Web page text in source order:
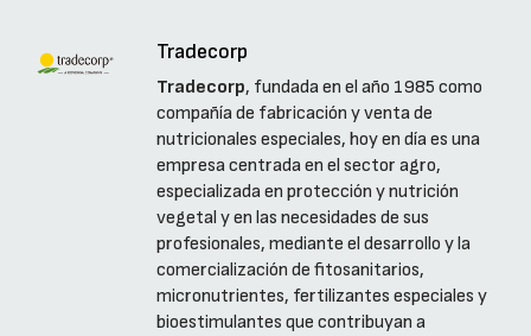
Tradecorp
Tradecorp, fundada en el año 1985 como
compañía de fabricación y venta de
nutricionales especiales, hoy en día es una
empresa centrada en el sector agro,
especializada en protección y nutrición
vegetal y en las necesidades de sus
profesionales, mediante el desarrollo y la
comercialización de fitosanitarios,
micronutrientes, fertilizantes especiales y
bioestimulantes que contribuyan a